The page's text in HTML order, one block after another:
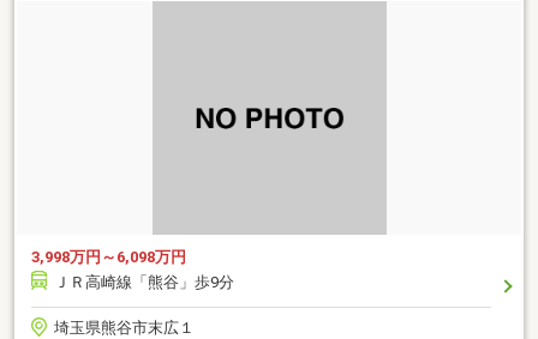
3,998万円～6,098万円
ＪＲ高崎線「熊谷」歩9分
埼玉県熊谷市末広１